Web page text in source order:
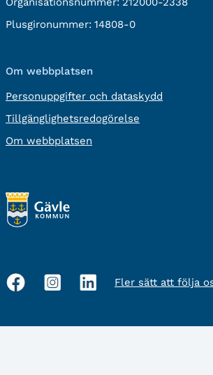
Plusgironummer: 14808-0
Om webbplatsen
Personuppgifter och dataskydd
Tillgänglighetsredogörelse
Om webbplatsen
Sociala
Fler sätt att följa